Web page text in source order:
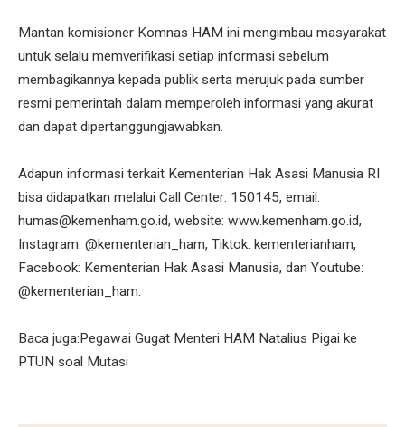
Mantan komisioner Komnas HAM ini mengimbau masyarakat
untuk selalu memverifikasi setiap informasi sebelum
membagikannya kepada publik serta merujuk pada sumber
resmi pemerintah dalam memperoleh informasi yang akurat
dan dapat dipertanggungjawabkan.
Adapun informasi terkait Kementerian Hak Asasi Manusia RI
bisa didapatkan melalui Call Center: 150145, email:
humas@kemenham.go.id, website: www.kemenham.go.id,
Instagram: @kementerian_ham, Tiktok: kementerianham,
Facebook: Kementerian Hak Asasi Manusia, dan Youtube:
@kementerian_ham.
Baca juga:Pegawai Gugat Menteri HAM Natalius Pigai ke
PTUN soal Mutasi